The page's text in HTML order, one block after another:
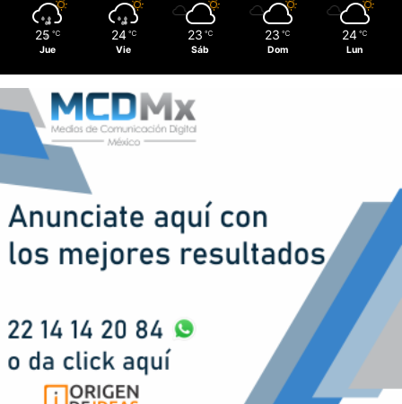
25 ℃
Jue
24 ℃
Vie
23 ℃
Sáb
23 ℃
Dom
24 ℃
Lun